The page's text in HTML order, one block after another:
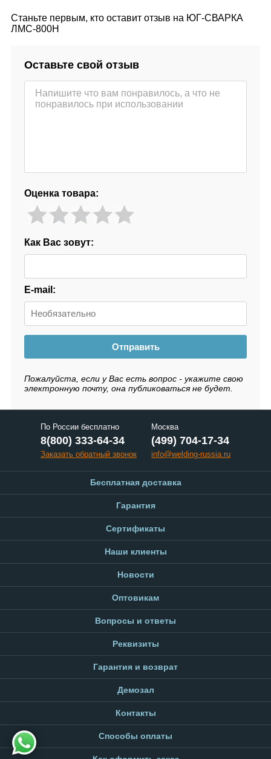
Станьте первым, кто оставит отзыв на ЮГ-СВАРКА
ЛМС-800Н
Оставьте свой отзыв
Оценка товара:
Как Вас зовут:
E-mail:
Отправить
Пожалуйста, если у Вас есть вопрос - укажите свою
электронную почту, она публиковаться не будет.
По России бесплатно
8(800) 333-64-34
Заказать обратный звонок
Москва
(499) 704-17-34
info@welding-russia.ru
Бесплатная доставка
Гарантия
Сертификаты
Наши клиенты
Новости
Оптовикам
Вопросы и ответы
Реквизиты
Гарантия и возврат
Демозал
Контакты
Способы оплаты